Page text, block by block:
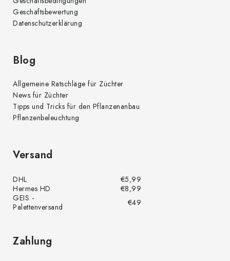
Geschäftsbewertung
Datenschutzerklärung
Blog
Allgemeine Ratschläge für Züchter
News für Züchter
Tipps und Tricks für den Pflanzenanbau
Pflanzenbeleuchtung
Versand
DHL
€5,99
Hermes HD
€8,99
GEIS -
Palettenversand
€49
Zahlung